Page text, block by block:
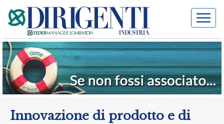
Innovazione di prodotto e di